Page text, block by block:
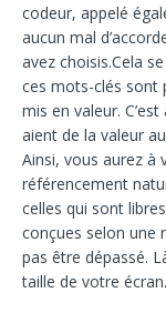
codeur, appelé
aucun mal
avez choisis.Cela
ces mots-clés sont
mis en valeur.
aient de la valeur
Ainsi, vous aurez à
référencement
celles qui sont
conçues selon une
pas être dépassé.
taille de votre écran.